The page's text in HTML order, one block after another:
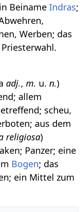
BeinameIndras;
Werben; das
adj.,m. u.n.)
allem
scheu,
aus dem
religiosa)
Panzer; eine
Bogen; das
ein Mittel zum